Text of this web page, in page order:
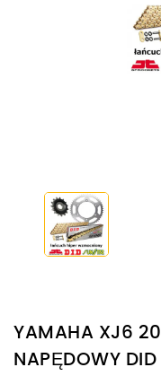
YAMAHA XJ6
NAPĘDOWY